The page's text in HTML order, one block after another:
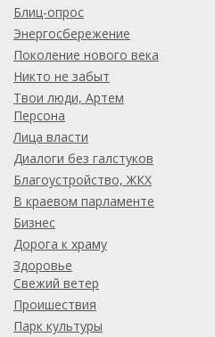
Блиц-опрос
Энергосбережение
Поколение нового века
Никто не забыт
Твои люди, Артем
Персона
Лица власти
Диалоги без галстуков
Благоустройство, ЖКХ
В краевом парламенте
Бизнес
Дорога к храму
Здоровье
Свежий ветер
Проишествия
Парк культуры